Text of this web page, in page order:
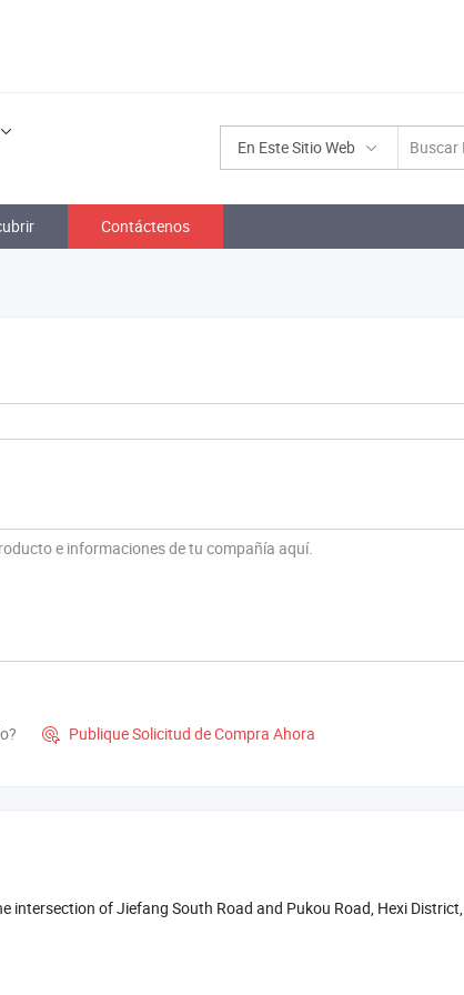
En Este Sitio Web
Contáctenos
 Publique Solicitud de Compra Ahora
intersection of Jiefang South Road and Pukou Road, Hexi District,